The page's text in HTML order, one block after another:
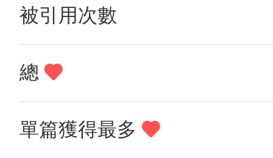
被引用次數
總
單篇獲得最多